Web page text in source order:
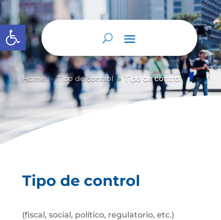
Abrir barra de herramientas
Home 9 Tipo de control 9 Tipo de control
Tipo de control
(fiscal, social, político, regulatorio, etc.)